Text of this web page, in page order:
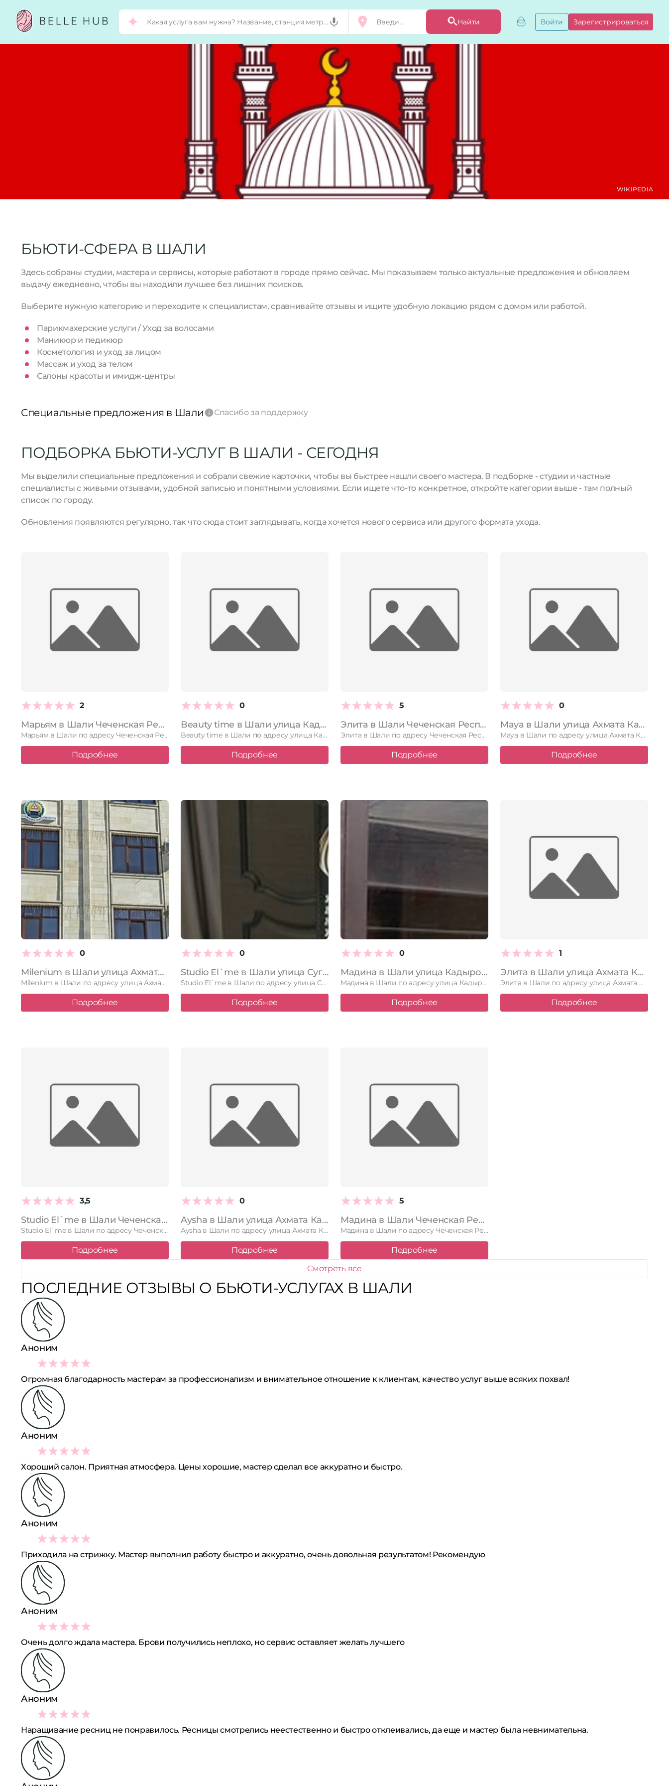
Найти
Добавить, привязать бизнес
Мой бизнес
Запросы на привязку
Сертификаты
Войти Зарегистрироваться
WIKIPEDIA
БЬЮТИ-СФЕРА В ШАЛИ
Здесь собраны студии, мастера и сервисы, которые работают в городе прямо сейчас. Мы показываем только актуальные предложения и обновляем
выдачу ежедневно, чтобы вы находили лучшее без лишних поисков.
Выберите нужную категорию и переходите к специалистам, сравнивайте отзывы и ищите удобную локацию рядом с домом или работой.
Парикмахерские услуги / Уход за волосами
Маникюр и педикюр
Косметология и уход за лицом
Массаж и уход за телом
Салоны красоты и имидж-центры
Специальные предложения в Шали Спасибо за поддержку
ПОДБОРКА БЬЮТИ-УСЛУГ В ШАЛИ - СЕГОДНЯ
Мы выделили специальные предложения и собрали свежие карточки, чтобы вы быстрее нашли своего мастера. В подборке - студии и частные
специалисты с живыми отзывами, удобной записью и понятными условиями. Если ищете что-то конкретное, откройте категории выше - там полный
список по городу.
Обновления появляются регулярно, так что сюда стоит заглядывать, когда хочется нового сервиса или другого формата ухода.
2
Марьям в Шали Чеченская Республика, Шали, улица Ахмата Кадырова, 67, 2 этаж
Марьям в Шали по адресу Чеченская Республика, Шали, улица Ахмата …
Подробнее
0
Beauty time в Шали улица Кадырова З.А., 1Б
Beauty time в Шали по адресу улица Кадырова З.А., 1Б. …
Подробнее
5
Элита в Шали Чеченская Республика, Шали, улица Ахмата Кадырова, 32 мод6
Элита в Шали по адресу Чеченская Республика, Шали, улица Ахмата …
Подробнее
0
Maya в Шали улица Ахмата Кадырова, 69
Maya в Шали по адресу улица Ахмата Кадырова, 69. Читайте …
Подробнее
0
Milenium в Шали улица Ахмата Кадырова, 5
Milenium в Шали по адресу улица Ахмата Кадырова, 5. Читайте …
Подробнее
0
Studio El`me в Шали улица Сугаип-Муллы Гайсумова, 4в
Studio El`me в Шали по адресу улица Сугаип-Муллы Гайсумова, 4в. …
Подробнее
0
Мадина в Шали улица Кадырова З.А., 1а
Мадина в Шали по адресу улица Кадырова З.А., 1а. Читайте …
Подробнее
1
Элита в Шали улица Ахмата Кадырова, 32 мод6
Элита в Шали по адресу улица Ахмата Кадырова, 32 мод6. …
Подробнее
3,5
Studio El`me в Шали Чеченская Республика, Шали, улица Сугаип-Муллы Гайсумова, 4в, 7 этаж
Studio El`me в Шали по адресу Чеченская Республика, Шали, улица …
Подробнее
0
Aysha в Шали улица Ахмата Кадырова, 67
Aysha в Шали по адресу улица Ахмата Кадырова, 67. Читайте …
Подробнее
5
Мадина в Шали Чеченская Республика, Шали, улица Кадырова З.А., 1а, 1 этаж
Мадина в Шали по адресу Чеченская Республика, Шали, улица Кадырова …
Подробнее
Смотреть все
ПОСЛЕДНИЕ ОТЗЫВЫ О БЬЮТИ-УСЛУГАХ В ШАЛИ
Аноним
5
Огромная благодарность мастерам за профессионализм и внимательное отношение к клиентам, качество услуг выше всяких похвал!
Аноним
4
Хороший салон. Приятная атмосфера. Цены хорошие, мастер сделал все аккуратно и быстро.
Аноним
4
Приходила на стрижку. Мастер выполнил работу быстро и аккуратно, очень довольная результатом! Рекомендую
Аноним
2
Очень долго ждала мастера. Брови получились неплохо, но сервис оставляет желать лучшего
Аноним
2
Наращивание ресниц не понравилось. Ресницы смотрелись неестественно и быстро отклеивались, да еще и мастер была невнимательна.